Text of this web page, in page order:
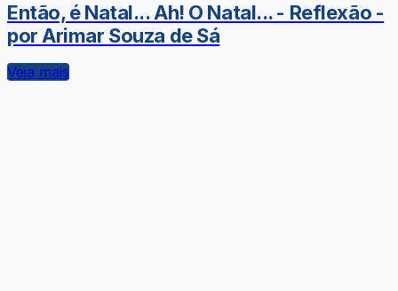
Então, é Natal... Ah! O Natal... - Reflexão -
por Arimar Souza de Sá
Veja mais